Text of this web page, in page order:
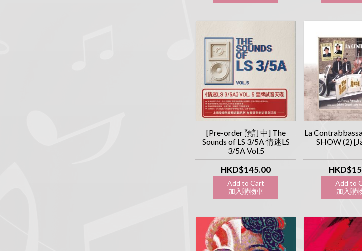
[Pre-order 預訂中] The
Sounds of LS 3/5A 情迷LS
3/5A Vol.5
HKD$145.00
Add to Cart
加入購物車
La
SHOW (2)
Add to
加入購